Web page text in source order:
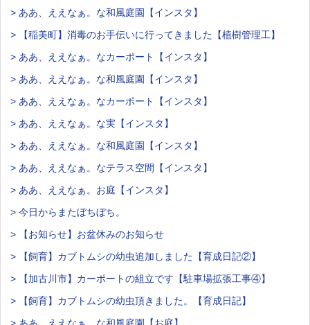
> ああ、ええなぁ。な和風庭園【インスタ】
> 【稲美町】消毒のお手伝いに行ってきました【植樹管理工】
> ああ、ええなぁ。なカーポート【インスタ】
> ああ、ええなぁ。な和風庭園【インスタ】
> ああ、ええなぁ。なカーポート【インスタ】
> ああ、ええなぁ。な実【インスタ】
> ああ、ええなぁ。な和風庭園【インスタ】
> ああ、ええなぁ。なテラス空間【インスタ】
> ああ、ええなぁ。お庭【インスタ】
> 今日からまたぼちぼち。
> 【お知らせ】お盆休みのお知らせ
> 【飼育】カブトムシの幼虫追加しました【育成日記②】
> 【加古川市】カーポートの組立です【駐車場拡張工事④】
> 【飼育】カブトムシの幼虫頂きました。【育成日記】